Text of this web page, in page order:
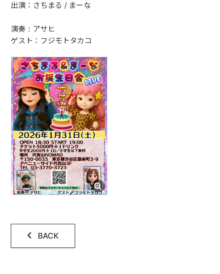
スケジュール
会場設備
レコーディング
アクセス
コンタクト
出演：さちまる / まーな
演奏：アサヒ
ゲスト：フジモトタカコ
BACK